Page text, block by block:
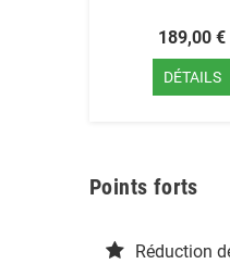
189,00 €
DÉTAILS
Points forts
Réduction